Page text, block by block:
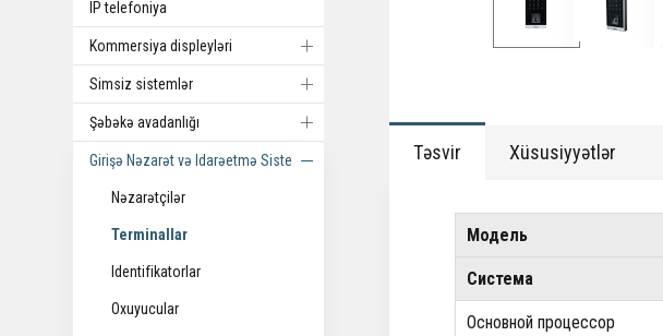
IP telefoniya
Kommersiya displeyləri
Simsiz sistemlər
Şəbəkə avadanlığı
Girişə Nəzarət və Idarəetmə Sistemi
Nəzarətçilər
Terminallar
Identifikatorlar
Oxuyucular
Təsvir Xüsusiyyətlər
Модель
Система
Основной процессор